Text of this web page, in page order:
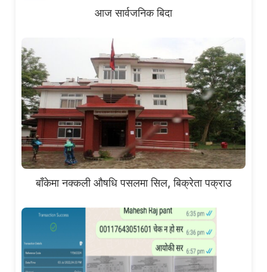
आज सार्वजनिक बिदा
बाँकेमा नक्कली औषधि पसलमा सिल, बिक्रेता पक्राउ